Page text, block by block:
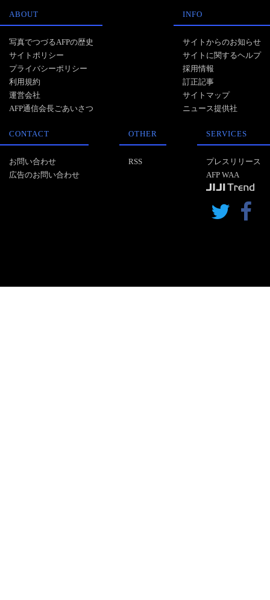
ABOUT
写真でつづるAFPの歴史
サイトポリシー
プライバシーポリシー
利用規約
運営会社
AFP通信会長ごあいさつ
INFO
サイトからのお知らせ
サイトに関するヘルプ
採用情報
訂正記事
サイトマップ
ニュース提供社
CONTACT
お問い合わせ
広告のお問い合わせ
OTHER
RSS
SERVICES
プレスリリース
AFP WAA